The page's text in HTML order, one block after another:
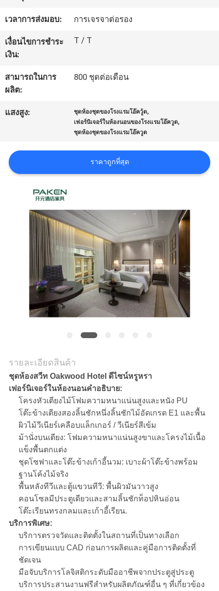
คุณภาพ
ติดต่อ
เรา
ขอ
เสนอ
แผนผัง
เว็บไซต์
PRIVACY
POLICY
เวลาการส่งมอบ: การเจรจาต่อรอง
เงื่อนไขการชำระ
เงิน:
T / T
สามารถในการ
ผลิต:
800 ชุดต่อเดือน
แสงสูง: ชุดห้องชุดของโรงแรมโอ๊ควู้ด,
เฟอร์นิเจอร์ในห้องนอนของโรงแรมโอ๊ควูด,
ชุดห้องชุดของโรงแรมโอ๊ควูด
ราคาถูกที่สุด
รายละเอียดสินค้า
ชุดห้องสวีท Oakwood Hotel ดีไซน์หรูหรา
เฟอร์นิเจอร์ในห้องนอนคำอธิบาย:
โครงหัวเตียงไม้โฟมความหนาแน่นสูงและหนัง PU
โต๊ะข้างเตียงสองลิ้นชักหนึ่งลิ้นชักไม้อัดเกรด E1 และพื้น
ผิวไม้วีเนียร์เคลือบแล็กเกอร์ / วีเนียร์สีเข้ม
ม้านั่งบนเตียง: โฟมความหนาแน่นสูงขาและโครงไม้เนื้อ
แข็งพื้นตกแต่ง
ชุดโซฟาและโต๊ะข้างเก้าอี้นวม: เบาะผ้าโต๊ะข้างพร้อม
ฐานโค้งไม้จริง
พื้นหลังทีวีและตู้แขวนทีวี: พื้นผิวมันวาวสูง
คอนโซลมีประตูเดียวและสามลิ้นชักท็อปหินอ่อน
โต๊ะเรียนทรงกลมและเก้าอี้เรียน.
บริการพิเศษ:
บริการตรวจวัดและติดตั้งในสถานที่เป็นทางเลือก
การเขียนแบบ CAD ก่อนการผลิตและคู่มือการติดตั้งที่
ชัดเจน
มือจับบริการโลจิสติกระดับมืออาชีพจากประตูสู่ประตู
บริการประสานงานฟรีสำหรับผลิตภัณฑ์อื่น ๆ ที่เกี่ยวข้อง